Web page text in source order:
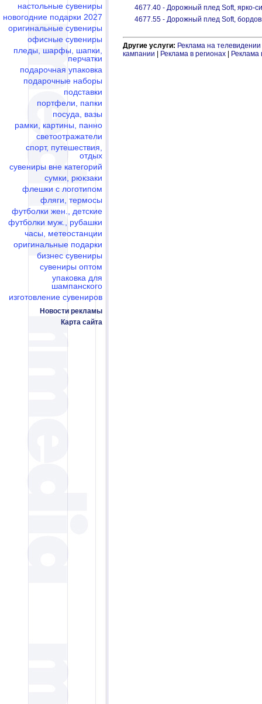
настольные сувениры
новогодние подарки 2027
оригинальные сувениры
офисные сувениры
пледы, шарфы, шапки,
перчатки
подарочная упаковка
подарочные наборы
подставки
портфели, папки
посуда, вазы
рамки, картины, панно
светоотражатели
спорт, путешествия,
отдых
сувениры вне категорий
сумки, рюкзаки
флешки c логотипом
фляги, термосы
футболки жен., детские
футболки муж., рубашки
часы, метеостанции
оригинальные подарки
бизнес сувениры
сувениры оптом
упаковка для
шампанского
изготовление сувениров
Новости рекламы
Карта сайта
4677.40 - Дорожный плед Soft, ярко-
4677.55 - Дорожный плед Soft,
Другие услуги: Реклама на телевидении
кампании
Реклама в регионах Реклама